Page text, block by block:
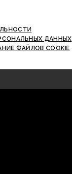
ДАННЫХ
ФАЙЛОВ COOKIE